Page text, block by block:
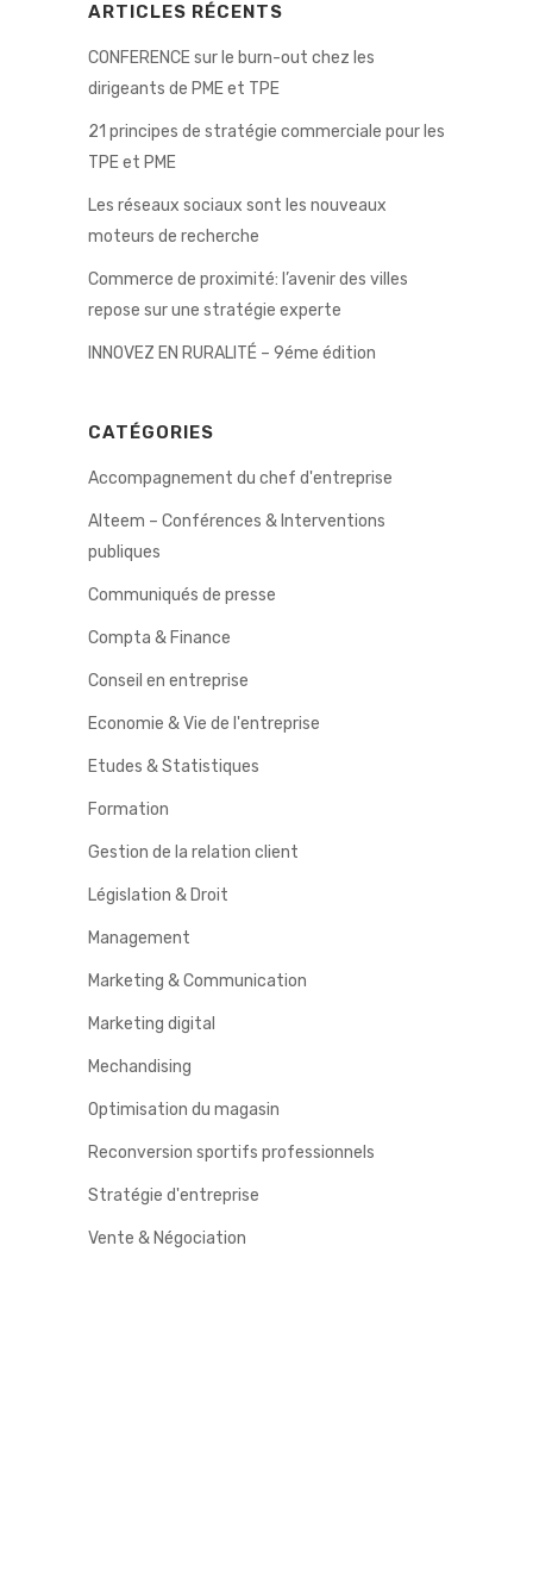
ARTICLES RÉCENTS
CONFERENCE sur le burn-out chez les
dirigeants de PME et TPE
21 principes de stratégie commerciale pour les
TPE et PME
Les réseaux sociaux sont les nouveaux
moteurs de recherche
Commerce de proximité: l’avenir des villes
repose sur une stratégie experte
INNOVEZ EN RURALITÉ – 9éme édition
CATÉGORIES
Accompagnement du chef d'entreprise
Alteem – Conférences & Interventions
publiques
Communiqués de presse
Compta & Finance
Conseil en entreprise
Economie & Vie de l'entreprise
Etudes & Statistiques
Formation
Gestion de la relation client
Législation & Droit
Management
Marketing & Communication
Marketing digital
Mechandising
Optimisation du magasin
Reconversion sportifs professionnels
Stratégie d'entreprise
Vente & Négociation